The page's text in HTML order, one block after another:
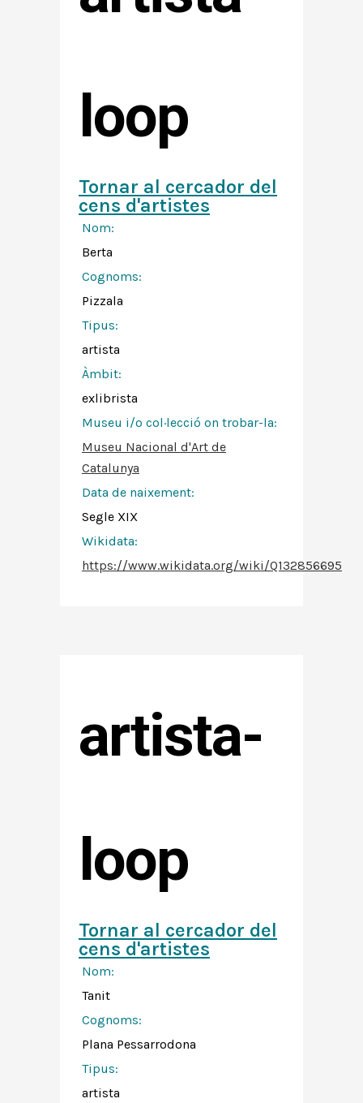
loop
Tornar al cercador del
cens d'artistes
Nom:
Berta
Cognoms:
Pizzala
Tipus:
artista
Àmbit:
exlibrista
Museu i/o col·lecció on trobar-la:
Museu Nacional d'Art de
Catalunya
Data de naixement:
Segle XIX
Wikidata:
https://www.wikidata.org/wiki/Q132856695
artista-
loop
Tornar al cercador del
cens d'artistes
Nom:
Tanit
Cognoms:
Plana Pessarrodona
Tipus:
artista